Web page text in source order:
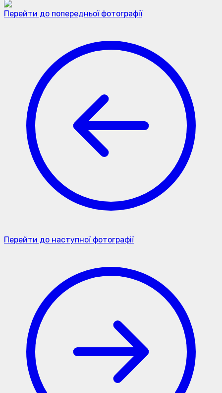
Перейти до попередньої фотографії
Перейти до наступної фотографії